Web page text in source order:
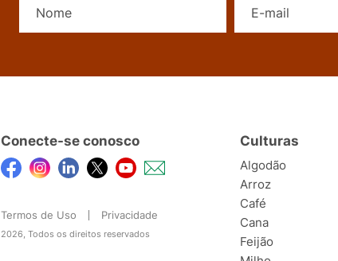
Conecte-se conosco
Termos de Uso Privacidade
2026, Todos os direitos reservados
Culturas
Algodão
Arroz
Café
Cana
Feijão